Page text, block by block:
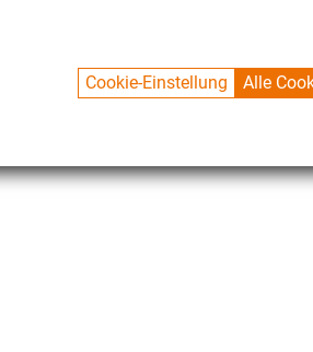
Cookie-Einstellung Alle